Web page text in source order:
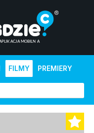
FILMY PREMIERY